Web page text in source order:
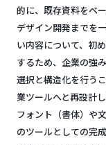
的に、既存資料をベ
デザイン開発までを
い内容について、初
するため、企業の強
選択と構造化を行う
業ツールへと再設計
フォント（書体）や
のツールとしての完